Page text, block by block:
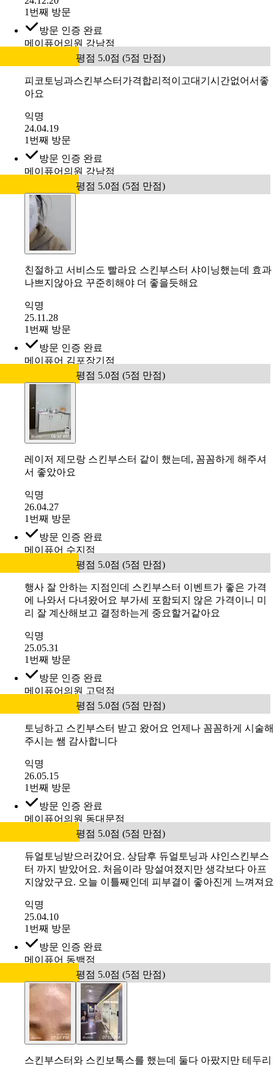
익명
23.12.20
1번째 방문
방문 인증 완료
메이퓨어 동백점
평점 5.0점 (5점 만점)
익명
24.12.20
1번째 방문
방문 인증 완료
메이퓨어의원 강남점
평점 5.0점 (5점 만점)
피코토닝과스킨부스터가격합리적이고대기시간없어서좋
아요
익명
24.04.19
1번째 방문
메이퓨어의원 강남점
친절하고 서비스도 빨라요 스킨부스터 샤이닝했는데 효과
나쁘지않아요 꾸준히해야 더 좋을듯해요
익명
25.11.28
1번째 방문
메이퓨어 김포장기점
레이저 제모랑 스킨부스터 같이 했는데, 꼼꼼하게 해주셔
서 좋았아요
익명
26.04.27
1번째 방문
방문 인증 완료
메이퓨어 수지점
평점 5.0점 (5점 만점)
행사 잘 안하는 지점인데 스킨부스터 이벤트가 좋은 가격
에 나와서 다녀왔어요 부가세 포함되지 않은 가격이니 미
익명
25.05.31
1번째 방문
방문 인증 완료
메이퓨어의원 고덕점
평점 5.0점 (5점 만점)
토닝하고 스킨부스터 받고 왔어요 언제나 꼼꼼하게 시술해
주시는 쌤 감사합니다
익명
26.05.15
1번째 방문
방문 인증 완료
메이퓨어의원 동대문점
평점 5.0점 (5점 만점)
듀얼토닝받으러갔어요. 상담후 듀얼토닝과 샤인스킨부스
터 까지 받았어요. 처음이라 망설여졌지만 생각보다 아프
지않았구요. 오늘 이틀째인데 피부결이 좋아진게 느껴져요
익명
25.04.10